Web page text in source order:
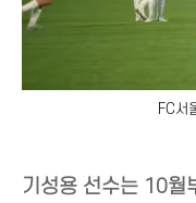
FC서
기성용 선수는 10